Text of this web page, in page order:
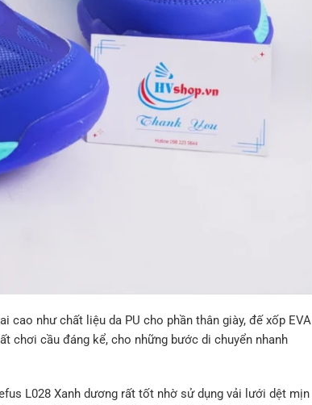
cao như chất liệu da PU cho phần thân giày, đế xốp EVA
chơi cầu đáng kể, cho những bước di chuyển nhanh
L028 Xanh dương rất tốt nhờ sử dụng vải lưới dệt mịn